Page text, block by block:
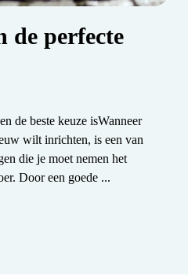
de perfecte
de beste keuze isWanneer
wilt inrichten, is een van
die je moet nemen het
Door een goede ...